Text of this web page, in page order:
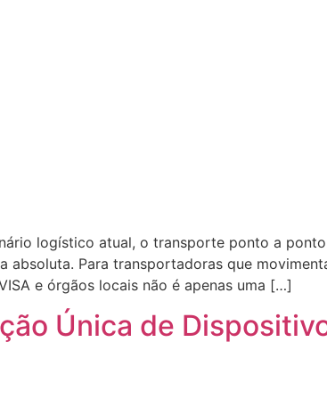
logístico atual, o transporte ponto a
Para transportadoras que
e órgãos locais não é apenas uma […]
Única de